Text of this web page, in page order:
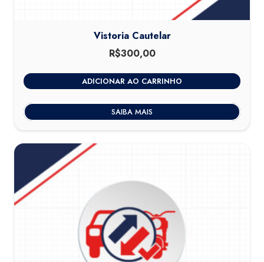
Vistoria Cautelar
R$300,00
ADICIONAR AO CARRINHO
SAIBA MAIS